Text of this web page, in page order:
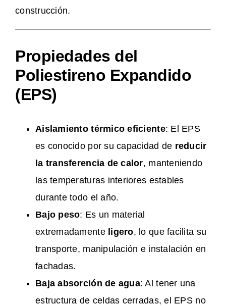
construcción.
Propiedades del
Poliestireno Expandido
(EPS)
Aislamiento térmico eficiente: El EPS
es conocido por su capacidad de reducir
la transferencia de calor, manteniendo
las temperaturas interiores estables
durante todo el año​.
Bajo peso: Es un material
extremadamente ligero, lo que facilita su
transporte, manipulación e instalación en
fachadas.
Baja absorción de agua: Al tener una
estructura de celdas cerradas, el EPS no